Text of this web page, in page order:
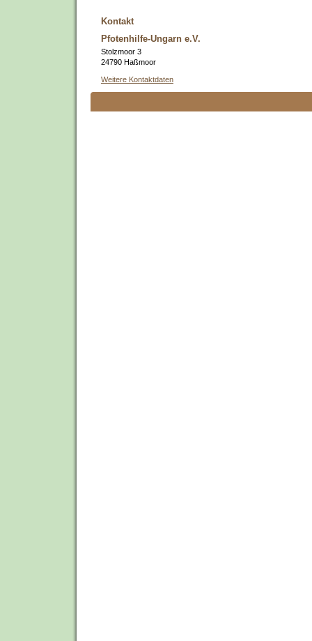
Kontakt
Pfotenhilfe-Ungarn e.V.
Stolzmoor 3
24790 Haßmoor
Weitere Kontaktdaten